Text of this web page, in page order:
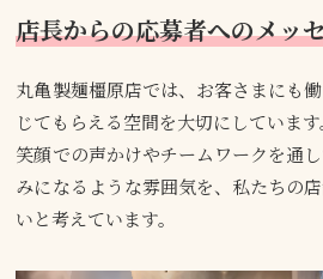
店長からの応募者へのメッ
丸亀製麺橿原店では、お客さまにも
じてもらえる空間を大切にしています
笑顔での声かけやチームワークを通
みになるような雰囲気を、私たちの
いと考えています。